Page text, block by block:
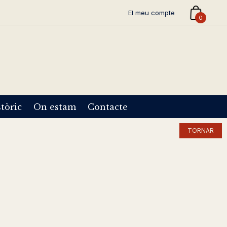
El meu compte
0
On estam Contacte
TORNAR